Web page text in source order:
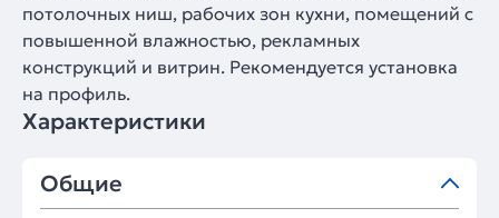
потолочных ниш, рабочих зон кухни, помещений с
повышенной влажностью, рекламных
конструкций и витрин. Рекомендуется установка
на профиль.
Характеристики
Общие